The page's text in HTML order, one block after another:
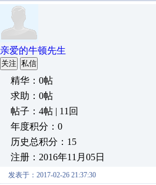
亲爱的牛顿先生
关注 私信
精华：0帖
求助：0帖
帖子：4帖 | 11回
年度积分：0
历史总积分：15
注册：2016年11月05日
发表于：2017-02-26 21:37:30